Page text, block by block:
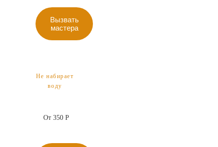
Вызвать
мастера
Не набирает
воду
От 350 Р